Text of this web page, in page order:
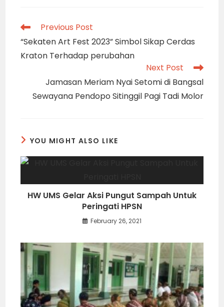
Read
more
articles
Previous Post
“Sekaten Art Fest 2023” Simbol Sikap Cerdas
Kraton Terhadap perubahan
Next Post
Jamasan Meriam Nyai Setomi di Bangsal
Sewayana Pendopo Sitinggil Pagi Tadi Molor
YOU MIGHT ALSO LIKE
HW UMS Gelar Aksi Pungut Sampah Untuk
Peringati HPSN
February 26, 2021